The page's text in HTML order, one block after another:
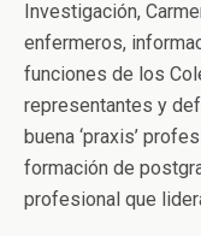
Investigación,
enfermeros,
funciones de los
representantes y
buena ‘praxis’
formación de
profesional que